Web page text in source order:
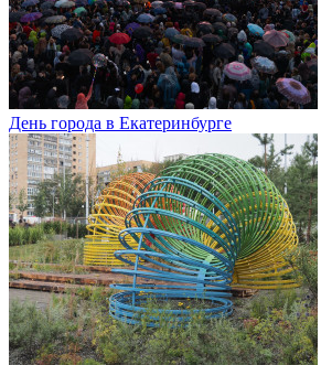
День города в Екатеринбурге